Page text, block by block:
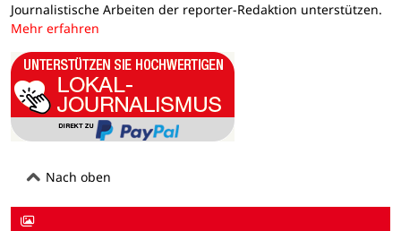
Journalistische Arbeiten der reporter-Redaktion unterstützen.
Mehr erfahren
Nach oben